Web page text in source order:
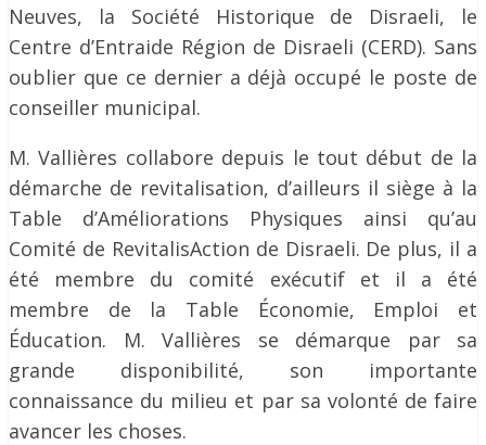
Neuves, la Société Historique de Disraeli, le
Centre d’Entraide Région de Disraeli (CERD). Sans
oublier que ce dernier a déjà occupé le poste de
conseiller municipal.
M. Vallières collabore depuis le tout début de la
démarche de revitalisation, d’ailleurs il siège à la
Table d’Améliorations Physiques ainsi qu’au
Comité de RevitalisAction de Disraeli. De plus, il a
été membre du comité exécutif et il a été
membre de la Table Économie, Emploi et
Éducation. M. Vallières se démarque par sa
grande disponibilité, son importante
connaissance du milieu et par sa volonté de faire
avancer les choses.